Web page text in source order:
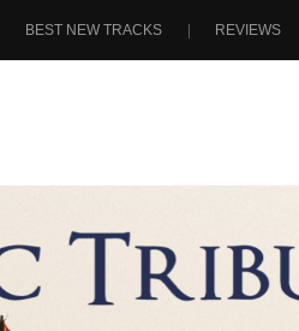
BEST NEW TRACKS REVIEWS